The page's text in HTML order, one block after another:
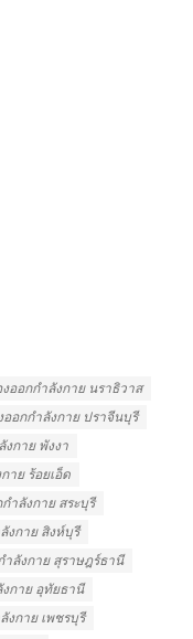
งออกกำลังกาย นราธิวาส
ออกกำลังกาย ปราจีนบุรี
งกาย พังงา
าย ร้อยเอ็ด
ำลังกาย สระบุรี
งกาย สิงห์บุรี
ำลังกาย สุราษฎร์ธานี
งกาย อุทัยธานี
งกาย เพชรบุรี